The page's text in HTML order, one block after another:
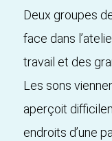
Deux groupes
face dans
travail et des
Les sons
aperçoit
endroits d’une